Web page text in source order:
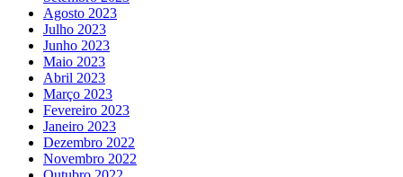
Agosto 2023
Julho 2023
Junho 2023
Maio 2023
Abril 2023
Março 2023
Fevereiro 2023
Janeiro 2023
Dezembro 2022
Novembro 2022